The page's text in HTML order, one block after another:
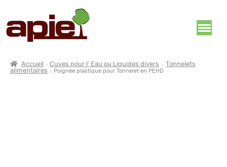
Accueil Cuves pour l' Eau ou Liquides divers
Tonnelets
alimentaires
Poignée plastique pour Tonnelet en PEHD